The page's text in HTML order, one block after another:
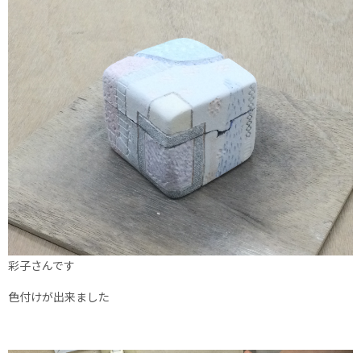
彩子さんです
色付けが出来ました